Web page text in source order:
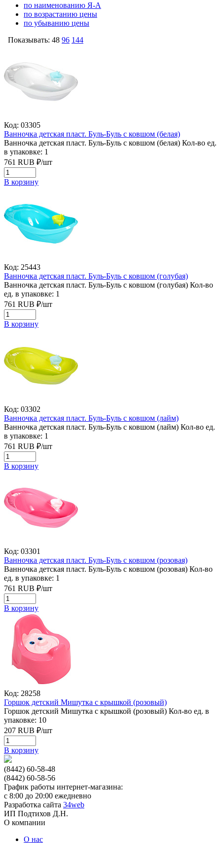
по наименованию Я-А
по возрастанию цены
по убыванию цены
Показывать: 48 96 144
Код: 03305
Ванночка детская пласт. Буль-Буль с ковшом (белая)
Ванночка детская пласт. Буль-Буль с ковшом (белая) Кол-во ед.
в упаковке: 1
761 RUB ₽/шт
В корзину
Код: 25443
Ванночка детская пласт. Буль-Буль с ковшом (голубая)
Ванночка детская пласт. Буль-Буль с ковшом (голубая) Кол-во
ед. в упаковке: 1
761 RUB ₽/шт
В корзину
Код: 03302
Ванночка детская пласт. Буль-Буль с ковшом (лайм)
Ванночка детская пласт. Буль-Буль с ковшом (лайм) Кол-во ед.
в упаковке: 1
761 RUB ₽/шт
В корзину
Код: 03301
Ванночка детская пласт. Буль-Буль с ковшом (розовая)
Ванночка детская пласт. Буль-Буль с ковшом (розовая) Кол-во
ед. в упаковке: 1
761 RUB ₽/шт
В корзину
Код: 28258
Горшок детский Мишутка с крышкой (розовый)
Горшок детский Мишутка с крышкой (розовый) Кол-во ед. в
упаковке: 10
207 RUB ₽/шт
В корзину
(8442) 60-58-48
(8442) 60-58-56
График работы интернет-магазина:
с 8:00 до 20:00 ежедневно
Разработка сайта 34web
ИП Подтихов Д.Н.
О компании
О нас